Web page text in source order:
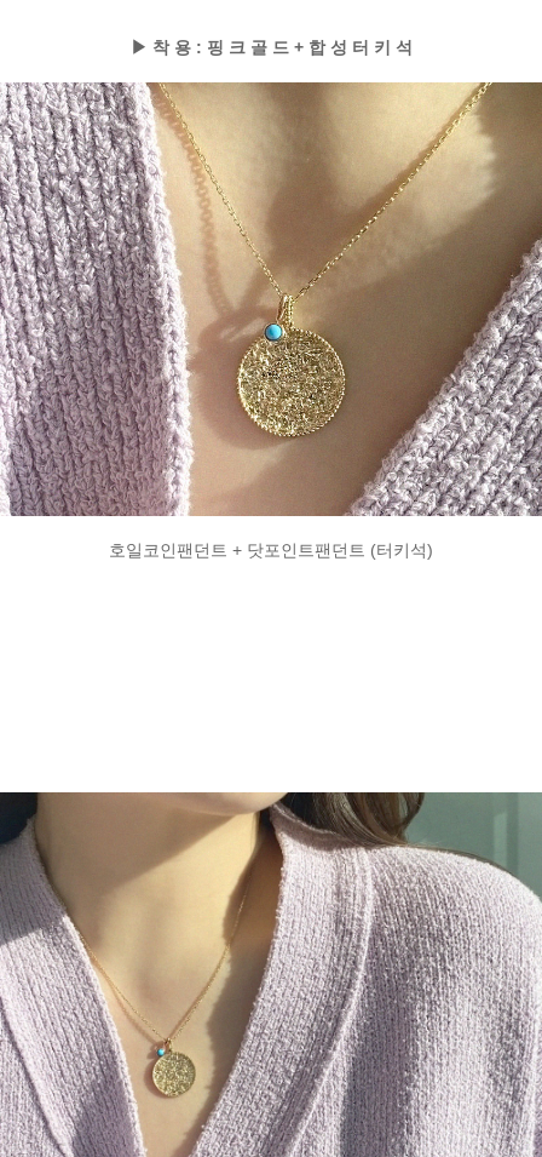
▶ 착 용 : 핑 크 골 드 + 합 성 터 키 석
호일코인팬던트 + 닷포인트팬던트 (터키석)